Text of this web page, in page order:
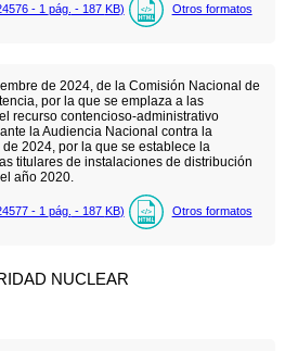
- 1 pág. - 187 KB) Otros formatos
de 2024, de la Comisión Nacional de
por la que se emplaza a las
recurso contencioso-administrativo
la Audiencia Nacional contra la
2024, por la que se establece la
titulares de instalaciones de distribución
año 2020.
- 1 pág. - 187 KB) Otros formatos
NUCLEAR